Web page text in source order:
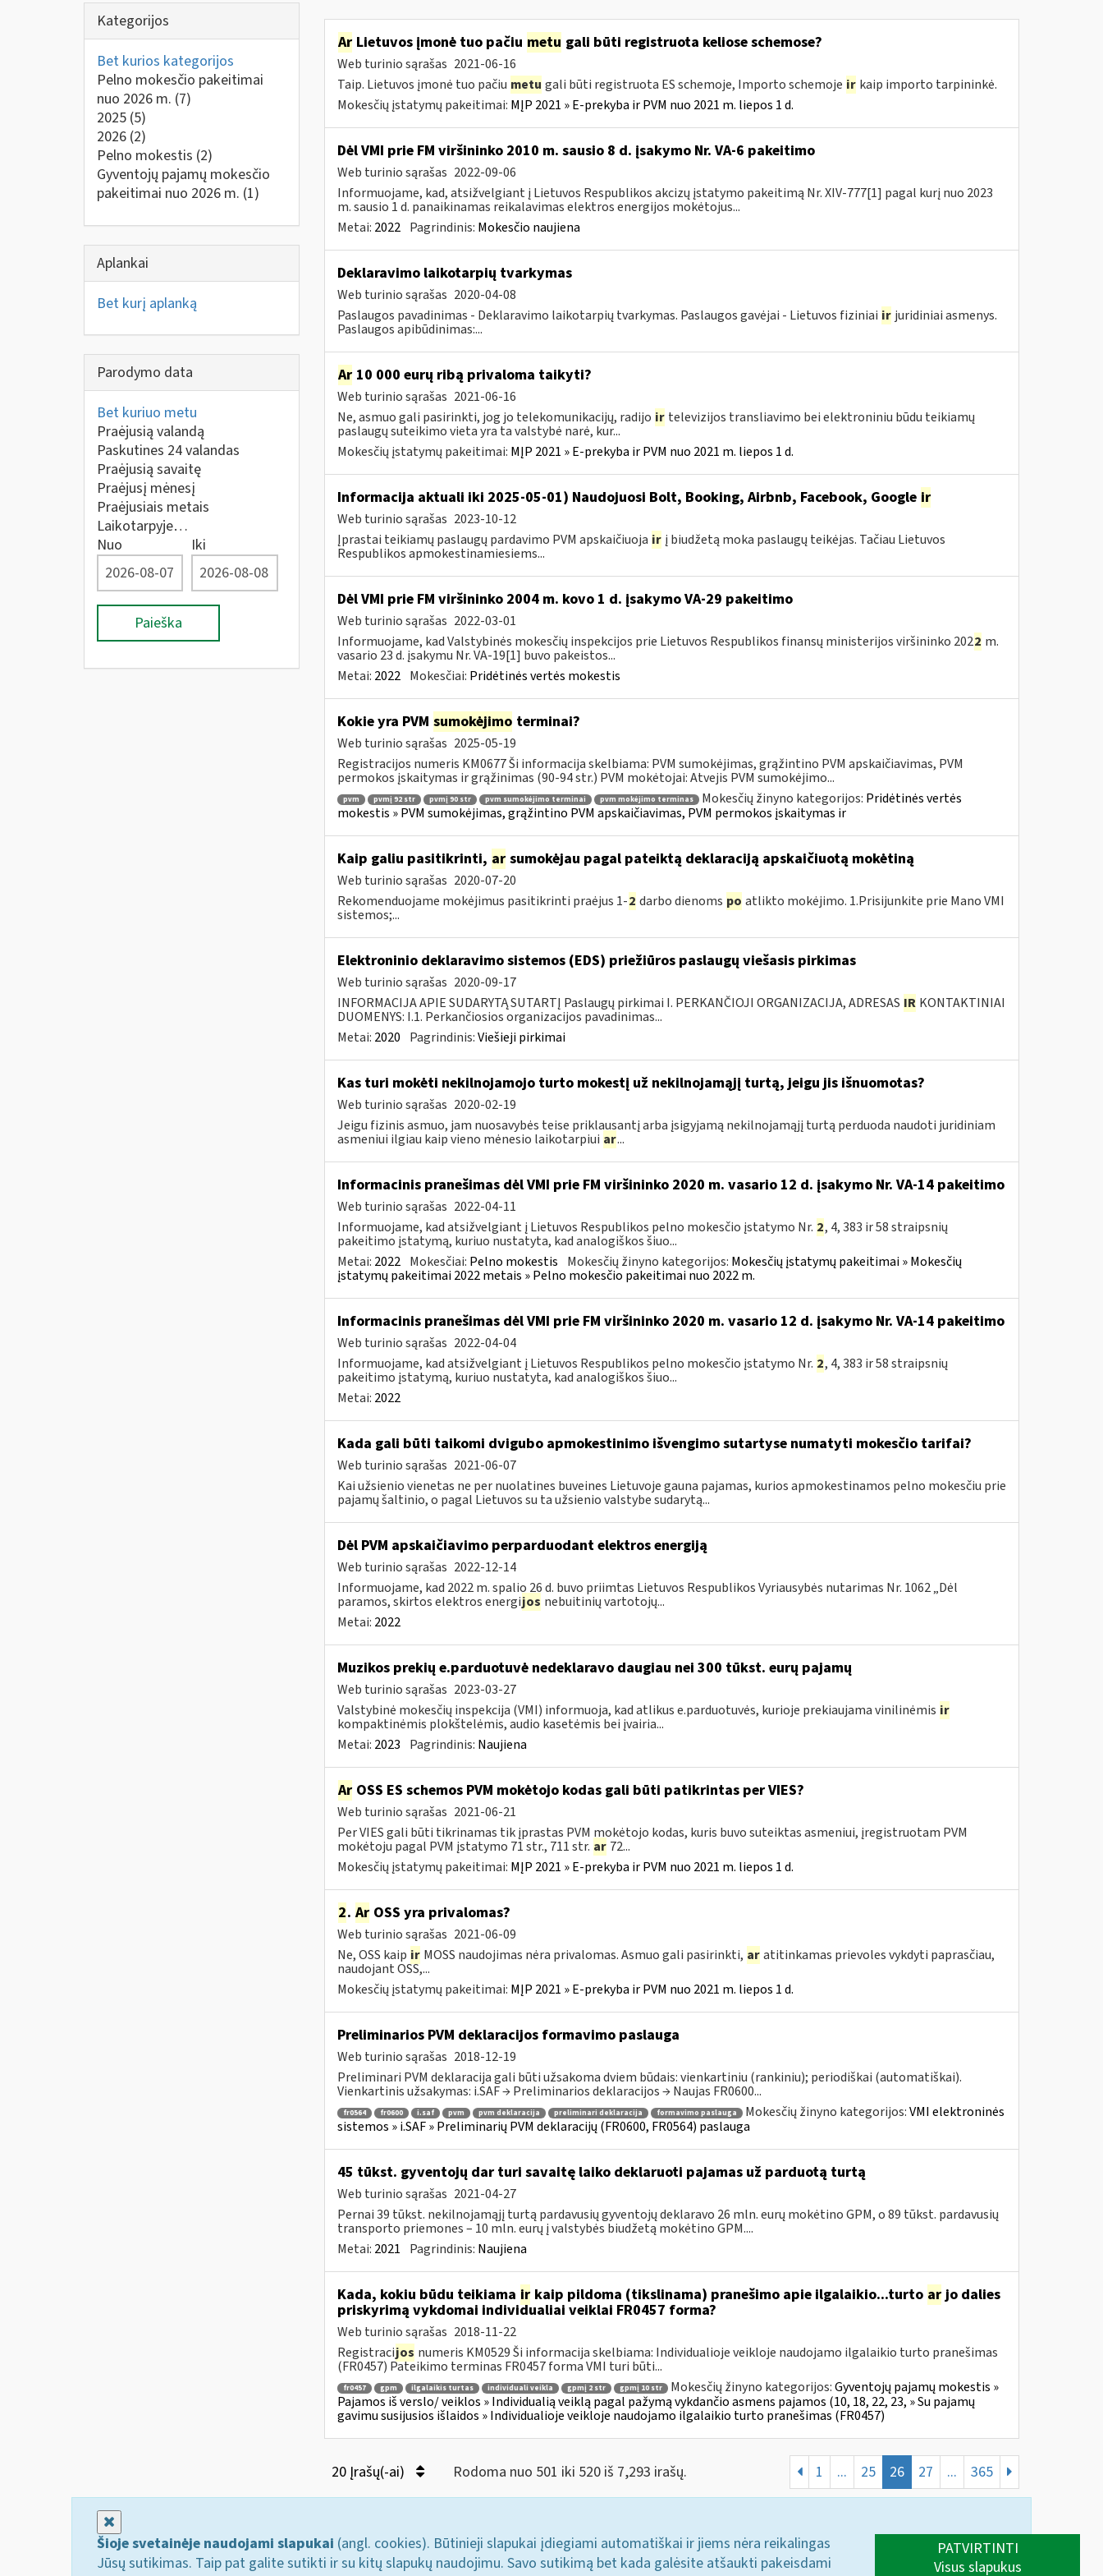
Kategorijos
Bet kurios kategorijos
Pelno mokesčio pakeitimai
nuo 2026 m. (7)
2025 (5)
2026 (2)
Pelno mokestis (2)
Gyventojų pajamų mokesčio
pakeitimai nuo 2026 m. (1)
Aplankai
Bet kurį aplanką
Parodymo data
Bet kuriuo metu
Praėjusią valandą
Paskutines 24 valandas
Praėjusią savaitę
Praėjusį mėnesį
Praėjusiais metais
Laikotarpyje…
Nuo
Iki
Paieška
ArLietuvos įmonė tuo pačiu metu gali būti registruota keliose schemose?
Web turinio sąrašas 2021-06-16
Taip. Lietuvos įmonė tuo pačiu metu gali būti registruota ES schemoje, Importo schemoje ir kaip importo tarpininkė.
Mokesčių įstatymų pakeitimai: MĮP 2021 » E-prekyba ir PVM nuo 2021 m. liepos 1 d.
Dėl VMI prie FM viršininko 2010 m. sausio 8 d. įsakymo Nr. VA-6 pakeitimo
Web turinio sąrašas 2022-09-06
Informuojame, kad, atsižvelgiant į Lietuvos Respublikos akcizų įstatymo pakeitimą Nr. XIV-777[1] pagal kurį nuo 2023
m. sausio 1 d. panaikinamas reikalavimas elektros energijos mokėtojus...
Metai: 2022 Pagrindinis: Mokesčio naujiena
Deklaravimo laikotarpių tvarkymas
Web turinio sąrašas 2020-04-08
Paslaugos pavadinimas - Deklaravimo laikotarpių tvarkymas. Paslaugos gavėjai - Lietuvos fiziniai ir juridiniai asmenys.
Paslaugos apibūdinimas:...
Ar10 000 eurų ribą privaloma taikyti?
Web turinio sąrašas 2021-06-16
Ne, asmuo gali pasirinkti, jog jo telekomunikacijų, radijo ir televizijos transliavimo bei elektroniniu būdu teikiamų
paslaugų suteikimo vieta yra ta valstybė narė, kur...
Mokesčių įstatymų pakeitimai: MĮP 2021 » E-prekyba ir PVM nuo 2021 m. liepos 1 d.
Informacija aktuali iki 2025-05-01) Naudojuosi Bolt, Booking, Airbnb, Facebook, Google ir
Web turinio sąrašas 2023-10-12
Įprastai teikiamų paslaugų pardavimo PVM apskaičiuoja ir į biudžetą moka paslaugų teikėjas. Tačiau Lietuvos
Respublikos apmokestinamiesiems...
Dėl VMI prie FM viršininko 2004 m. kovo 1 d. įsakymo VA-29 pakeitimo
Web turinio sąrašas 2022-03-01
Informuojame, kad Valstybinės mokesčių inspekcijos prie Lietuvos Respublikos finansų ministerijos viršininko 2022 m.
vasario 23 d. įsakymu Nr. VA-19[1] buvo pakeistos...
Metai: 2022 Mokesčiai: Pridėtinės vertės mokestis
Kokie yra PVM sumokėjimo terminai?
Web turinio sąrašas 2025-05-19
Registracijos numeris KM0677 Ši informacija skelbiama: PVM sumokėjimas, grąžintino PVM apskaičiavimas, PVM
permokos įskaitymas ir grąžinimas (90-94 str.) PVM mokėtojai: Atvejis PVM sumokėjimo...
pvm pvmį 92 str pvmį 90 str pvm sumokėjimo terminai pvm mokėjimo terminas Mokesčių žinyno kategorijos: Pridėtinės vertės
mokestis » PVM sumokėjimas, grąžintino PVM apskaičiavimas, PVM permokos įskaitymas ir
Kaip galiu pasitikrinti, arsumokėjau pagal pateiktą deklaraciją apskaičiuotą mokėtiną
Web turinio sąrašas 2020-07-20
Rekomenduojame mokėjimus pasitikrinti praėjus 1-2 darbo dienoms po atlikto mokėjimo. 1.Prisijunkite prie Mano VMI
sistemos;...
Elektroninio deklaravimo sistemos (EDS) priežiūros paslaugų viešasis pirkimas
Web turinio sąrašas 2020-09-17
INFORMACIJA APIE SUDARYTĄ SUTARTĮ Paslaugų pirkimai I. PERKANČIOJI ORGANIZACIJA, ADRESAS IR KONTAKTINIAI
DUOMENYS: I.1. Perkančiosios organizacijos pavadinimas...
Metai: 2020 Pagrindinis:Viešieji pirkimai
Kas turi mokėti nekilnojamojo turto mokestį už nekilnojamąjį turtą, jeigu jis išnuomotas?
Web turinio sąrašas 2020-02-19
Jeigu fizinis asmuo, jam nuosavybės teise priklausantį arba įsigyjamą nekilnojamąjį turtą perduoda naudoti juridiniam
asmeniui ilgiau kaip vieno mėnesio laikotarpiui ar...
Informacinis pranešimas dėl VMI prie FM viršininko 2020 m. vasario 12 d. įsakymo Nr. VA-14 pakeitimo
Web turinio sąrašas 2022-04-11
Informuojame, kad atsižvelgiant į Lietuvos Respublikos pelno mokesčio įstatymo Nr. 2, 4, 383 ir 58 straipsnių
pakeitimo įstatymą, kuriuo nustatyta, kad analogiškos šiuo...
Metai: 2022 Mokesčiai: Pelno mokestis Mokesčių žinyno kategorijos: Mokesčių įstatymų pakeitimai » Mokesčių
įstatymų pakeitimai 2022 metais » Pelno mokesčio pakeitimai nuo 2022 m.
Informacinis pranešimas dėl VMI prie FM viršininko 2020 m. vasario 12 d. įsakymo Nr. VA-14 pakeitimo
Web turinio sąrašas 2022-04-04
Informuojame, kad atsižvelgiant į Lietuvos Respublikos pelno mokesčio įstatymo Nr. 2, 4, 383 ir 58 straipsnių
pakeitimo įstatymą, kuriuo nustatyta, kad analogiškos šiuo...
Metai: 2022
Kada gali būti taikomi dvigubo apmokestinimo išvengimo sutartyse numatyti mokesčio tarifai?
Web turinio sąrašas 2021-06-07
Kai užsienio vienetas ne per nuolatines buveines Lietuvoje gauna pajamas, kurios apmokestinamos pelno mokesčiu prie
pajamų šaltinio, o pagal Lietuvos su ta užsienio valstybe sudarytą...
Dėl PVM apskaičiavimo perparduodant elektros energiją
Web turinio sąrašas 2022-12-14
Informuojame, kad 2022 m. spalio 26 d. buvo priimtas Lietuvos Respublikos Vyriausybės nutarimas Nr. 1062 „Dėl
paramos, skirtos elektros energijos nebuitinių vartotojų...
Metai: 2022
Muzikos prekių e.parduotuvė nedeklaravo daugiau nei 300 tūkst. eurų pajamų
Web turinio sąrašas 2023-03-27
Valstybinė mokesčių inspekcija (VMI) informuoja, kad atlikus e.parduotuvės, kurioje prekiaujama vinilinėmis ir
kompaktinėmis plokštelėmis, audio kasetėmis bei įvairia...
Metai: 2023 Pagrindinis: Naujiena
ArOSS ES schemos PVM mokėtojo kodas gali būti patikrintas per VIES?
Web turinio sąrašas 2021-06-21
Per VIES gali būti tikrinamas tik įprastas PVM mokėtojo kodas, kuris buvo suteiktas asmeniui, įregistruotam PVM
mokėtoju pagal PVM įstatymo 71 str., 711 str. ar 72...
Mokesčių įstatymų pakeitimai: MĮP 2021 » E-prekyba ir PVM nuo 2021 m. liepos 1 d.
2. ArOSS yra privalomas?
Web turinio sąrašas 2021-06-09
Ne, OSS kaip ir MOSS naudojimas nėra privalomas. Asmuo gali pasirinkti, ar atitinkamas prievoles vykdyti paprasčiau,
naudojant OSS,...
Mokesčių įstatymų pakeitimai: MĮP 2021 » E-prekyba ir PVM nuo 2021 m. liepos 1 d.
Preliminarios PVM deklaracijos formavimo paslauga
Web turinio sąrašas 2018-12-19
Preliminari PVM deklaracija gali būti užsakoma dviem būdais: vienkartiniu (rankiniu); periodiškai (automatiškai).
Vienkartinis užsakymas: i.SAF → Preliminarios deklaracijos → Naujas FR0600...
fr0564 fr0600 i.saf pvm pvm deklaracija preliminari deklaracija formavimo paslauga Mokesčių žinyno kategorijos:VMI elektroninės
sistemos » i.SAF » Preliminarių PVM deklaracijų (FR0600, FR0564) paslauga
45 tūkst. gyventojų dar turi savaitę laiko deklaruoti pajamas už parduotą turtą
Web turinio sąrašas 2021-04-27
Pernai 39 tūkst. nekilnojamąjį turtą pardavusių gyventojų deklaravo 26 mln. eurų mokėtino GPM, o 89 tūkst. pardavusių
transporto priemones – 10 mln. eurų į valstybės biudžetą mokėtino GPM....
Metai: 2021 Pagrindinis: Naujiena
Kada, kokiu būdu teikiama irkaip pildoma (tikslinama) pranešimo apie ilgalaikio...turto arjo dalies
priskyrimą vykdomai individualiai veiklai FR0457 forma?
Web turinio sąrašas 2018-11-22
Registracijos numeris KM0529 Ši informacija skelbiama: Individualioje veikloje naudojamo ilgalaikio turto pranešimas
(FR0457) Pateikimo terminas FR0457 forma VMI turi būti...
fr0457 gpm ilgalaikis turtas individuali veikla gpmį 2 str gpmį 10 str Mokesčių žinyno kategorijos:Gyventojų pajamų mokestis »
Pajamos iš verslo/ veiklos » Individualią veiklą pagal pažymą vykdančio asmens pajamos (10, 18, 22, 23, » Su pajamų
gavimu susijusios išlaidos » Individualioje veikloje naudojamo ilgalaikio turto pranešimas (FR0457)
20 Įrašų(-ai) Rodoma nuo 501 iki 520 iš 7,293 irašų. 1 ... 25 26 27 ... 365
Šioje svetainėje naudojami slapukai (angl. cookies). Būtinieji slapukai įdiegiami automatiškai ir jiems nėra reikalingas
Jūsų sutikimas. Taip pat galite sutikti ir su kitų slapukų naudojimu. Savo sutikimą bet kada galėsite atšaukti pakeisdami
PATVIRTINTI
Visus slapukus